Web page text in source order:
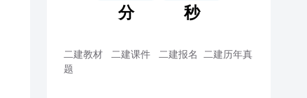
分
秒
二建教材 二建课件 二建报名 二建历年真
题